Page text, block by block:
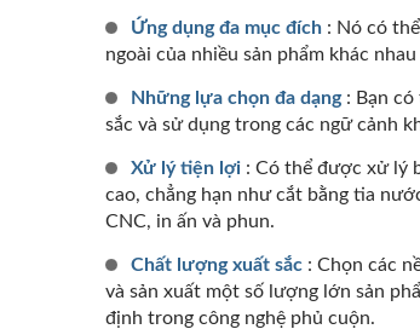
Ứng dụng đa mục đích : Nó có
ngoài của nhiều sản phẩm khác
Những lựa chọn đa dạng: Bạn có
sắc và sử dụng trong các ngữ cảnh
Xử lý tiện lợi : Có thể được xử lý
cao, chẳng hạn như cắt bằng tia
CNC, in ấn và phun.
Chất lượng xuất sắc : Chọn các
và sản xuất một số lượng lớn sản
định trong công nghệ phủ cuộn.